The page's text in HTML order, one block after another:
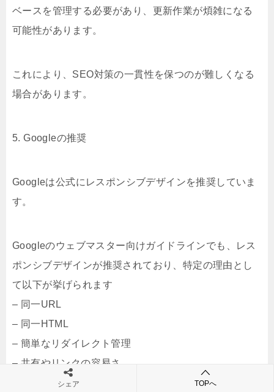
ベースを管理する必要があり、更新作業が煩雑になる
可能性があります。
これにより、SEO対策の一貫性を保つのが難しくなる
場合があります。
5. Googleの推奨
Googleは公式にレスポンシブデザインを推奨していま
す。
Googleのウェブマスター向けガイドラインでも、レス
ポンシブデザインが推奨されており、特定の理由とし
て以下が挙げられます
– 同一URL
– 同一HTML
– 簡単なリダイレクト管理
– 共有やリンクの容易さ
シェア TOPへ